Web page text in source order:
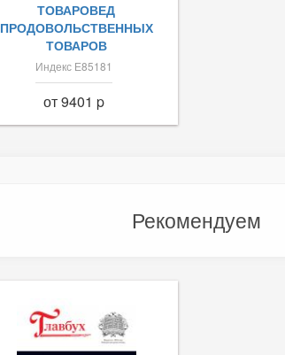
ТОВАРОВЕД
ПРОДОВОЛЬСТВЕННЫХ
ТОВАРОВ
Индекс Е85181
от 9401 p
Рекомендуем